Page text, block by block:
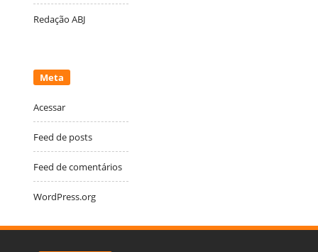
Redação ABJ
Meta
Acessar
Feed de posts
Feed de comentários
WordPress.org